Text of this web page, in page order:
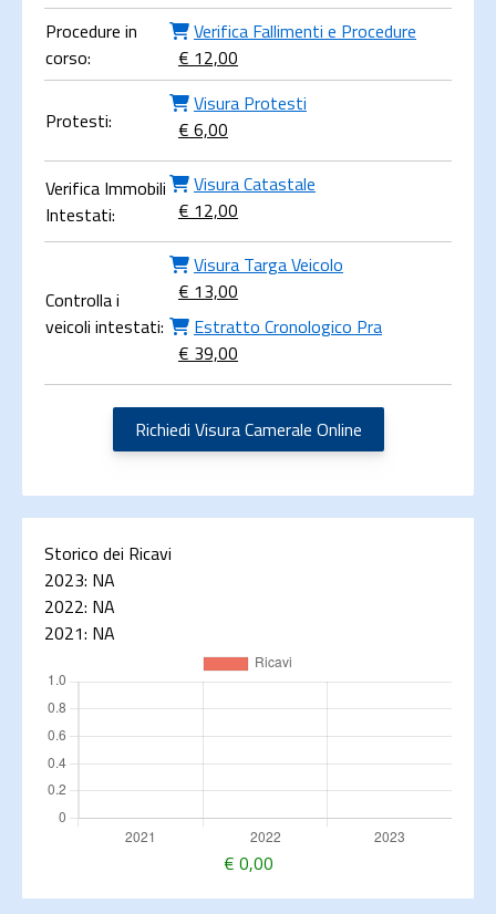
Procedure in
corso:
Verifica Fallimenti e Procedure
€ 12,00
Protesti:
Visura Protesti
€ 6,00
Verifica Immobili
Intestati:
Visura Catastale
€ 12,00
Controlla i
veicoli intestati:
Visura Targa Veicolo
€ 13,00
Estratto Cronologico Pra
€ 39,00
Richiedi Visura Camerale Online
Storico dei Ricavi
2023: NA
2022: NA
2021: NA
€ 0,00